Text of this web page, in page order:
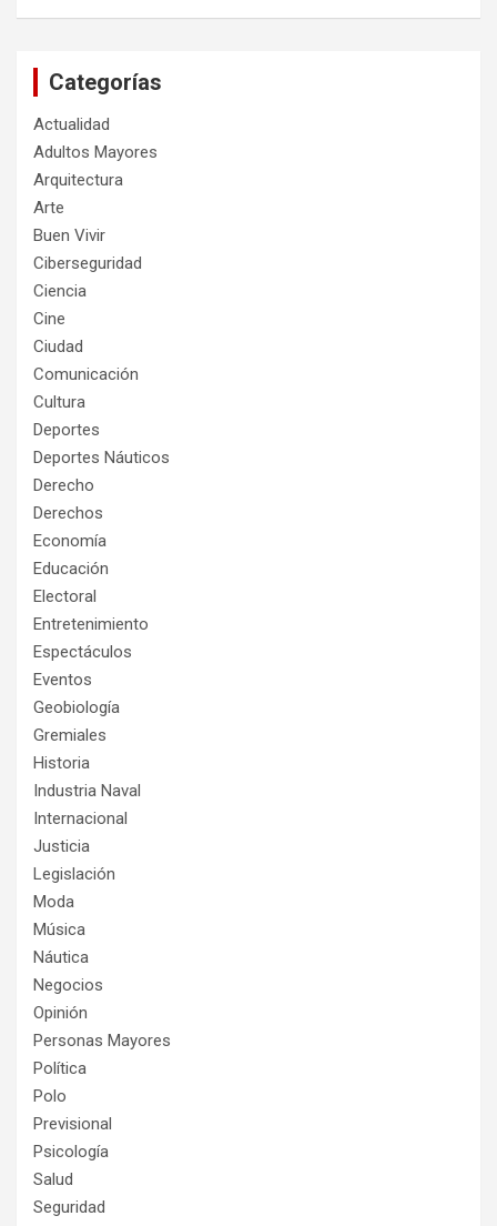
Categorías
Actualidad
Adultos Mayores
Arquitectura
Arte
Buen Vivir
Ciberseguridad
Ciencia
Cine
Ciudad
Comunicación
Cultura
Deportes
Deportes Náuticos
Derecho
Derechos
Economía
Educación
Electoral
Entretenimiento
Espectáculos
Eventos
Geobiología
Gremiales
Historia
Industria Naval
Internacional
Justicia
Legislación
Moda
Música
Náutica
Negocios
Opinión
Personas Mayores
Política
Polo
Previsional
Psicología
Salud
Seguridad